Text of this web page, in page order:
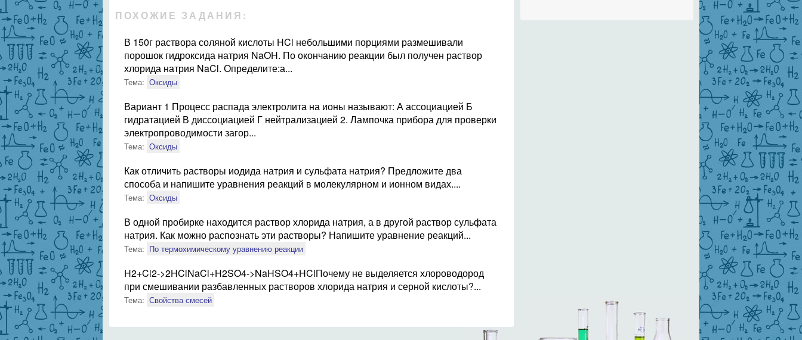
ПОХОЖИЕ ЗАДАНИЯ:
В 150г раствора соляной кислоты HCl небольшими порциями размешивали
порошок гидроксида натрия NaOH. По окончанию реакции был получен раствор
хлорида натрия NaCl. Определите:а...
Тема: Оксиды
Вариант 1 Процесс распада электролита на ионы называют: А ассоциацией Б
гидратацией В диссоциацией Г нейтрализацией 2. Лампочка прибора для проверки
электропроводимости загор...
Тема: Оксиды
Как отличить растворы иодида натрия и сульфата натрия? Предложите два
способа и напишите уравнения реакций в молекулярном и ионном видах....
Тема: Оксиды
В одной пробирке находится раствор хлорида натрия, а в другой раствор сульфата
натрия. Как можно распознать эти растворы? Напишите уравнение реакций...
Тема: По термохимическому уравнению реакции
H2+Cl2->2HClNaCl+H2SO4->NaHSO4+HClПочему не выделяется хлороводород
при смешивании разбавленных растворов хлорида натрия и серной кислоты?...
Тема: Свойства смесей